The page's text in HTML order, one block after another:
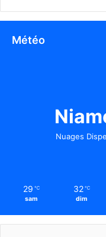
Météo
Nuages
29 ℃
sam
32 ℃
dim